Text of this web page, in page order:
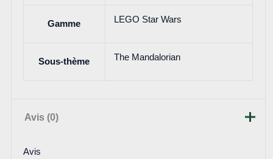
Gamme LEGO Star Wars
Sous-thème The Mandalorian
Avis (0)
Avis